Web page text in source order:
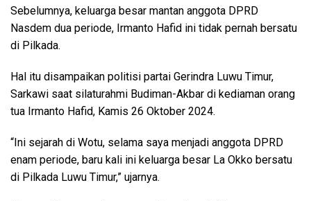
Sebelumnya, keluarga besar mantan anggota DPRD
Nasdem dua periode, Irmanto Hafid ini tidak pernah bersatu
di Pilkada.
Hal itu disampaikan politisi partai Gerindra Luwu Timur,
Sarkawi saat silaturahmi Budiman-Akbar di kediaman orang
tua Irmanto Hafid, Kamis 26 Oktober 2024.
“Ini sejarah di Wotu, selama saya menjadi anggota DPRD
enam periode, baru kali ini keluarga besar La Okko bersatu
di Pilkada Luwu Timur,” ujarnya.